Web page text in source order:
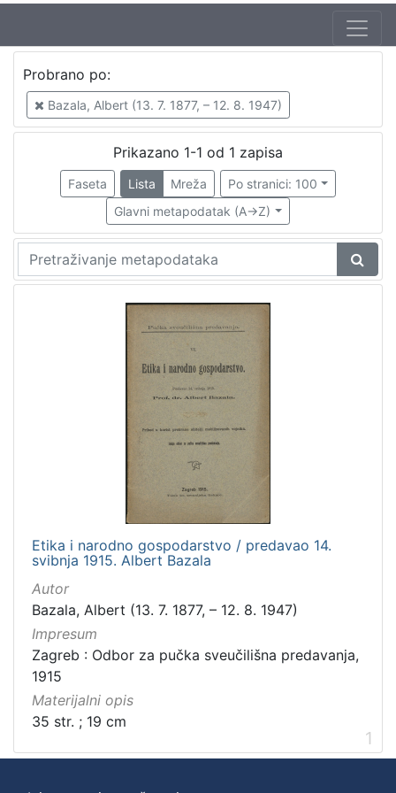
Probrano po:
Bazala, Albert (13. 7. 1877, – 12. 8. 1947)
Prikazano 1-1 od 1 zapisa
Faseta Lista Mreža
Po stranici: 100
Glavni metapodatak (A->Z)
Etika i narodno gospodarstvo / predavao 14.
svibnja 1915. Albert Bazala
Autor
Bazala, Albert (13. 7. 1877, – 12. 8. 1947)
Impresum
Zagreb : Odbor za pučka sveučilišna predavanja,
1915
Materijalni opis
35 str. ; 19 cm
1